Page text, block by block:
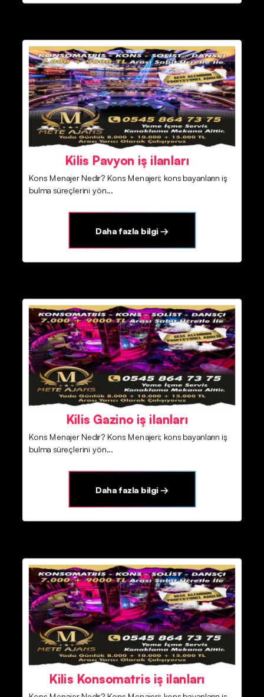
Kilis Pavyon iş ilanları
Kons Menajer Nedir? Kons Menajeri; kons bayanların iş
bulma süreçlerini yön...
Daha fazla bilgi →
Kilis Gazino iş ilanları
Kons Menajer Nedir? Kons Menajeri; kons bayanların iş
bulma süreçlerini yön...
Daha fazla bilgi →
Kilis Konsomatris iş ilanları